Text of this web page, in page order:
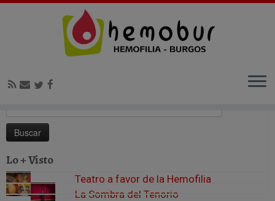
Inicio » Blog
Lo + Visto
Teatro a favor de la Hemofilia
La Sombra del Tenorio